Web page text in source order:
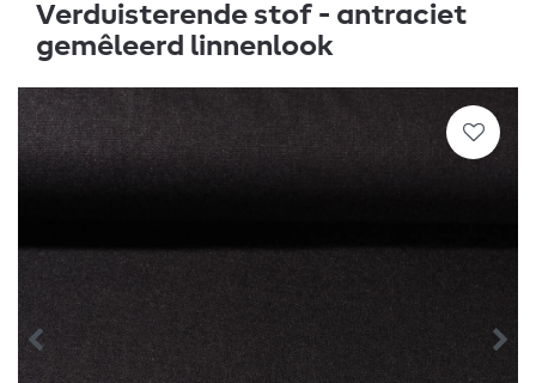
Verduisterende stof - antraciet
gemêleerd linnenlook